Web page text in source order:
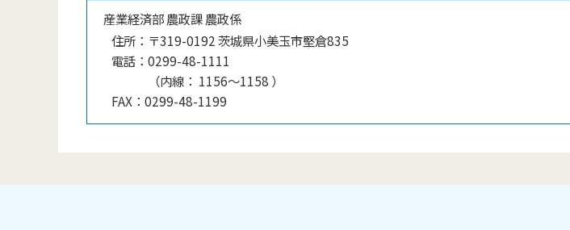
産業経済部 農政課 農政係
住所： 〒319-0192 茨城県小美玉市堅倉835
電話： 0299-48-1111
（内線 ： 1156〜1158 ）
FAX： 0299-48-1199